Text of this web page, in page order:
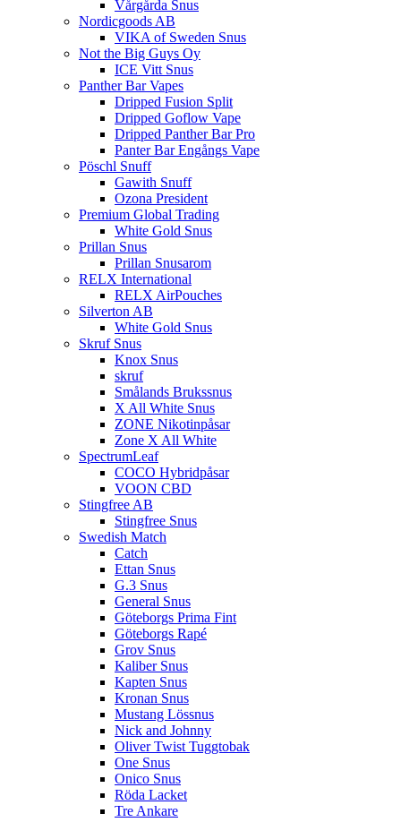
Vårgårda Snus
Nordicgoods AB
VIKA of Sweden Snus
Not the Big Guys Oy
ICE Vitt Snus
Panther Bar Vapes
Dripped Fusion Split
Dripped Goflow Vape
Dripped Panther Bar Pro
Panter Bar Engångs Vape
Pöschl Snuff
Gawith Snuff
Ozona President
Premium Global Trading
White Gold Snus
Prillan Snus
Prillan Snusarom
RELX International
RELX AirPouches
Silverton AB
White Gold Snus
Skruf Snus
Knox Snus
skruf
Smålands Brukssnus
X All White Snus
ZONE Nikotinpåsar
Zone X All White
SpectrumLeaf
COCO Hybridpåsar
VOON CBD
Stingfree AB
Stingfree Snus
Swedish Match
Catch
Ettan Snus
G.3 Snus
General Snus
Göteborgs Prima Fint
Göteborgs Rapé
Grov Snus
Kaliber Snus
Kapten Snus
Kronan Snus
Mustang Lössnus
Nick and Johnny
Oliver Twist Tuggtobak
One Snus
Onico Snus
Röda Lacket
Tre Ankare